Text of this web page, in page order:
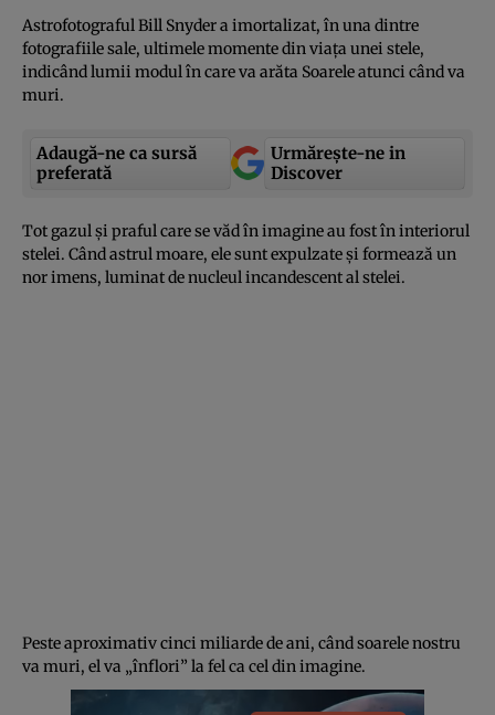
Astrofotograful Bill Snyder a imortalizat, în una dintre
fotografiile sale, ultimele momente din viaţa unei stele,
indicând lumii modul în care va arăta Soarele atunci când va
muri.
Adaugă-ne ca sursă
preferată
Urmărește-ne in
Discover
Tot gazul şi praful care se văd în imagine au fost în interiorul
stelei. Când astrul moare, ele sunt expulzate şi formează un
nor imens, luminat de nucleul incandescent al stelei.
Peste aproximativ cinci miliarde de ani, când soarele nostru
va muri, el va „înflori” la fel ca cel din imagine.